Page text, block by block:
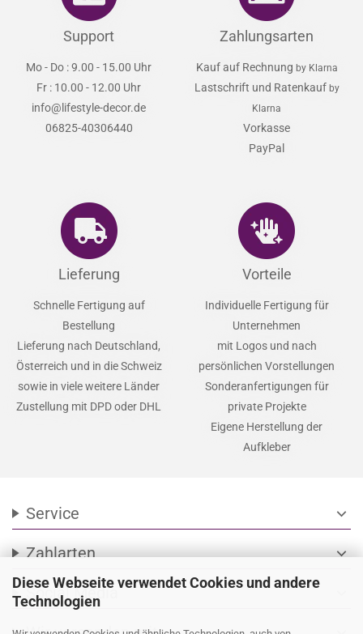
Diese Webseite verwendet Cookies und andere
Technologien
Support
Mo - Do : 9.00 - 15.00 Uhr
Fr : 10.00 - 12.00 Uhr
info@lifestyle-decor.de
06825-40306440
Zahlungsarten
Kauf auf Rechnung by Klarna
Lastschrift und Ratenkauf by
Klarna
Vorkasse
PayPal
Lieferung
Schnelle Fertigung auf
Bestellung
Lieferung nach Deutschland,
Österreich und in die Schweiz
sowie in viele weitere Länder
Zustellung mit DPD oder DHL
Vorteile
Individuelle Fertigung für
Unternehmen
mit Logos und nach
persönlichen Vorstellungen
Sonderanfertigungen für
private Projekte
Eigene Herstellung der
Aufkleber
Service expand_more
Zahlarten expand_more
Social Media